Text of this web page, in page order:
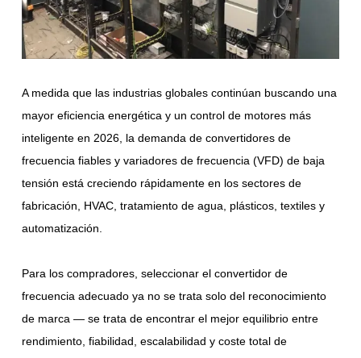
A medida que las industrias globales continúan buscando una
mayor eficiencia energética y un control de motores más
inteligente en 2026, la demanda de convertidores de
frecuencia fiables y variadores de frecuencia (VFD) de baja
tensión está creciendo rápidamente en los sectores de
fabricación, HVAC, tratamiento de agua, plásticos, textiles y
automatización.
Para los compradores, seleccionar el convertidor de
frecuencia adecuado ya no se trata solo del reconocimiento
de marca — se trata de encontrar el mejor equilibrio entre
rendimiento, fiabilidad, escalabilidad y coste total de